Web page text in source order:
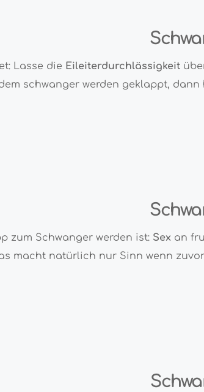
Lasse die Eileiterdurchlässigkeit
schwanger werden geklappt,
zum Schwanger werden ist: Sex an
macht natürlich nur Sinn wenn